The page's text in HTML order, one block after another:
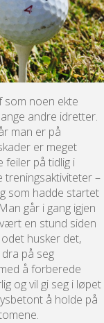
som noen ekte
andre idretter.
man er på
er meget
feiler på tidlig i
treningsaktiviteter –
som hadde startet
går i gang igjen
en stund siden
husker det,
på seg
å forberede
og vil gi seg i løpet
å holde på